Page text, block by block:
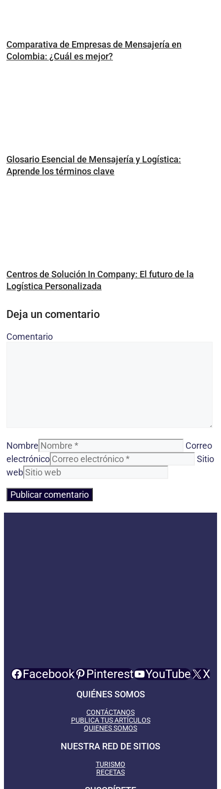
Comparativa de Empresas de Mensajería en
Colombia: ¿Cuál es mejor?
Glosario Esencial de Mensajería y Logística:
Aprende los términos clave
Centros de Solución In Company: El futuro de la
Logística Personalizada
Deja un comentario
Comentario
Nombre
Correo
electrónico
Sitio
web
Facebook Pinterest YouTube X
QUIÉNES SOMOS
CONTÁCTANOS
PUBLICA TUS ARTÍCULOS
QUIENES SOMOS
NUESTRA RED DE SITIOS
TURISMO
RECETAS